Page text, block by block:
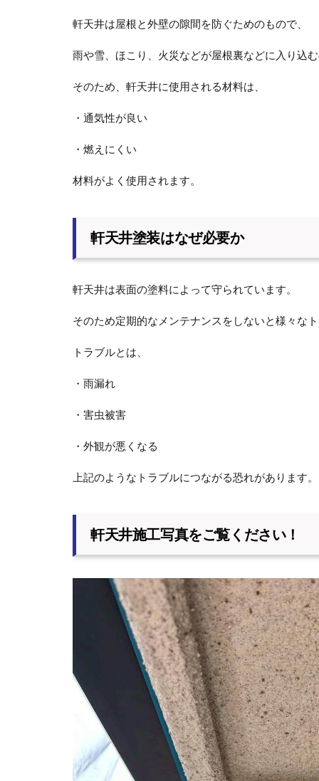
軒天井は屋根と外壁の隙間を防ぐためのもので、
雨や雪、ほこり、火災などが屋根裏などに入り込
そのため、軒天井に使用される材料は、
・通気性が良い
・燃えにくい
材料がよく使用されます。
軒天井塗装はなぜ必要か
軒天井は表面の塗料によって守られています。
そのため定期的なメンテナンスをしないと様々な
トラブルとは、
・雨漏れ
・害虫被害
・外観が悪くなる
上記のようなトラブルにつながる恐れがあります。
軒天井施工写真をご覧ください！